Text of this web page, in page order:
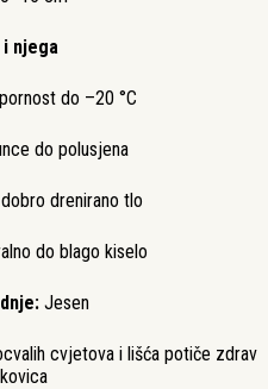
i njega
do –20 °C
do polusjena
drenirano tlo
do blago kiselo
Jesen
cvjetova i lišća potiče zdrav